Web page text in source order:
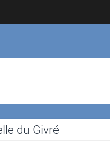
du Givré